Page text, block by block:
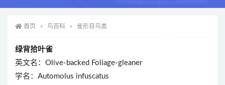
首页 鸟百科 雀形目鸟类
绿背拾叶雀
英文名：Olive-backed Foliage-gleaner
学名：Automolus infuscatus